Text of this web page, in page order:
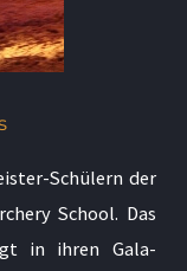
Schülern der
School. Das
in ihren Gala-